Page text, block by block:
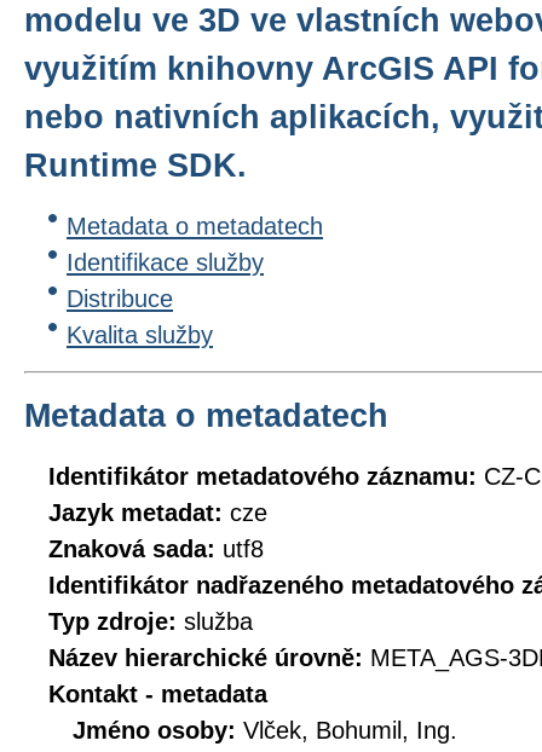
modelu ve 3D ve vlastních
využitím knihovny ArcGIS API
nebo nativních aplikacích,
Runtime SDK.
Metadata o metadatech
Identifikace služby
Distribuce
Kvalita služby
Metadata o metadatech
Identifikátor metadatového záznamu: CZ-
Jazyk metadat: cze
Znaková sada: utf8
Identifikátor nadřazeného metadatového
Typ zdroje: služba
Název hierarchické úrovně: META_AGS-
Kontakt - metadata
Jméno osoby: Vlček, Bohumil, Ing.